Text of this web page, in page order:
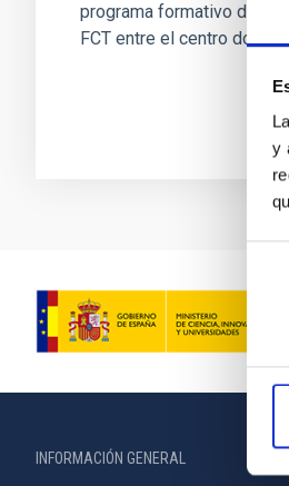
y
programa formativo del
FCT entre el centro
INFORMACIÓN GENERAL